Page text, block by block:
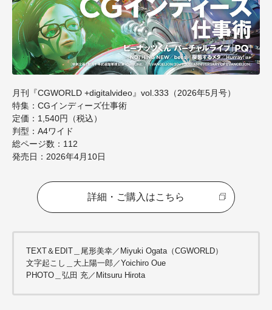
月刊『CGWORLD +digitalvideo』vol.333（2026年5月号）
特集： CGインディーズ仕事術
定価： 1,540円（税込）
判型： A4ワイド
総ページ数： 112
発売日： 2026年4月 10日
詳細・ご購入はこちら
TEXT＆EDIT＿尾形美幸／Miyuki Ogata（CGWORLD）
文字起こし＿大上陽一郎／Yoichiro Oue
PHOTO＿弘田 充／Mitsuru Hirota